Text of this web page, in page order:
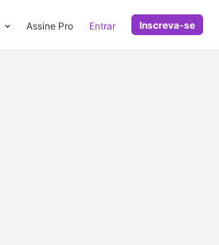
Assine Pro Entrar Inscreva-se